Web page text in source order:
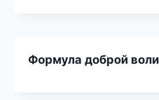
Формула доброй воли